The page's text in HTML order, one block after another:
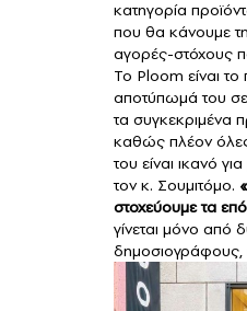
κατηγορία
που θα κάνουμε
αγορές-στόχους
Το Ploom είναι
αποτύπωμά του
τα συγκεκριμένα
καθώς πλέον όλες
του είναι ικανό
τον κ. Σουμιτόμο.
στοχεύουμε τα
γίνεται μόνο από
δημοσιογράφους,